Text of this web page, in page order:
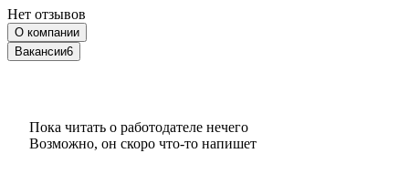
Нет отзывов
О компании
Вакансии6
Пока читать о работодателе нечего
Возможно, он скоро что‑то напишет